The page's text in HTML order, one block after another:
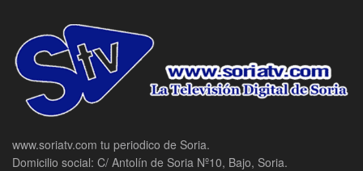
www.soriatv.com tu periodico de Soria.
Domicilio social: C/ Antolín de Soria Nº10, Bajo, Soria.